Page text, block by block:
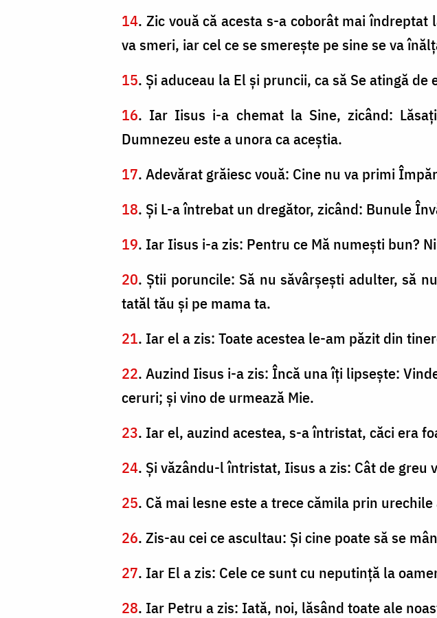
14. Zic vouă că acesta s-a coborât mai
va smeri, iar cel ce se smereşte pe sine se va
15. Şi aduceau la El şi pruncii, ca să Se atingă
16. Iar Iisus i-a chemat la Sine, zicând:
Dumnezeu este a unora ca aceştia.
17. Adevărat grăiesc vouă: Cine nu va primi
18. Şi L-a întrebat un dregător, zicând: Bunule
19. Iar Iisus i-a zis: Pentru ce Mă numeşti bun?
20. Ştii poruncile: Să nu săvârşeşti adulter, să
tatăl tău şi pe mama ta.
21. Iar el a zis: Toate acestea le-am păzit din
22. Auzind Iisus i-a zis: Încă una îţi lipseşte:
ceruri; şi vino de urmează Mie.
23. Iar el, auzind acestea, s-a întristat, căci era
24. Şi văzându-l întristat, Iisus a zis: Cât de
25. Că mai lesne este a trece cămila prin
26. Zis-au cei ce ascultau: Şi cine poate să se
27. Iar El a zis: Cele ce sunt cu neputinţă la
28. Iar Petru a zis: Iată, noi, lăsând toate ale